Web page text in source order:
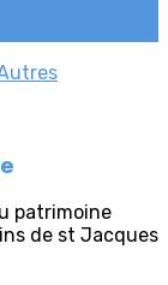
patrimoine
de st Jacques